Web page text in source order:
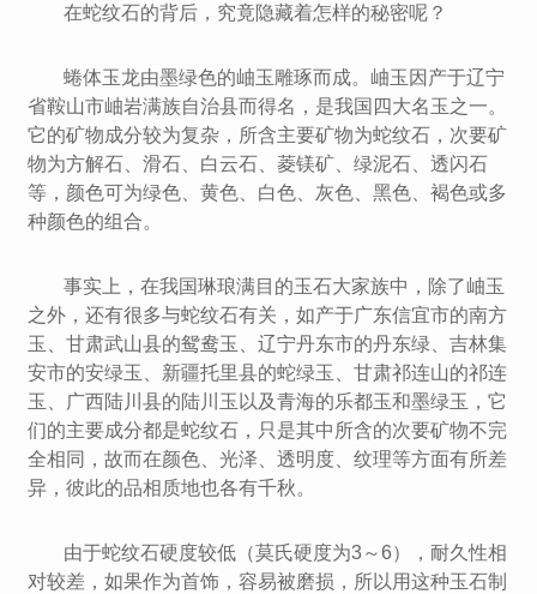
在蛇纹石的背后，究竟隐藏着怎样的秘密呢？
蜷体玉龙由墨绿色的岫玉雕琢而成。岫玉因产于辽宁
省鞍山市岫岩满族自治县而得名，是我国四大名玉之一。
它的矿物成分较为复杂，所含主要矿物为蛇纹石，次要矿
物为方解石、滑石、白云石、菱镁矿、绿泥石、透闪石
等，颜色可为绿色、黄色、白色、灰色、黑色、褐色或多
种颜色的组合。
事实上，在我国琳琅满目的玉石大家族中，除了岫玉
之外，还有很多与蛇纹石有关，如产于广东信宜市的南方
玉、甘肃武山县的鸳鸯玉、辽宁丹东市的丹东绿、吉林集
安市的安绿玉、新疆托里县的蛇绿玉、甘肃祁连山的祁连
玉、广西陆川县的陆川玉以及青海的乐都玉和墨绿玉，它
们的主要成分都是蛇纹石，只是其中所含的次要矿物不完
全相同，故而在颜色、光泽、透明度、纹理等方面有所差
异，彼此的品相质地也各有千秋。
由于蛇纹石硬度较低（莫氏硬度为3～6），耐久性相
对较差，如果作为首饰，容易被磨损，所以用这种玉石制